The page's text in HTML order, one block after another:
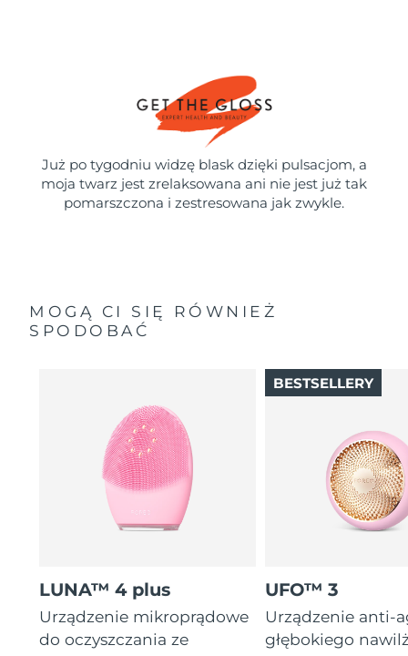
Już po tygodniu widzę blask dzięki pulsacjom, a
moja twarz jest zrelaksowana ani nie jest już tak
pomarszczona i zestresowana jak zwykle.
MOGĄ CI SIĘ RÓWNIEŻ
SPODOBAĆ
LUNA™ 4 plus
Urządzenie mikroprądowe
do oczyszczania ze
UFO™ 3
Urządzenie anti-
głębokiego
BESTSELLERY